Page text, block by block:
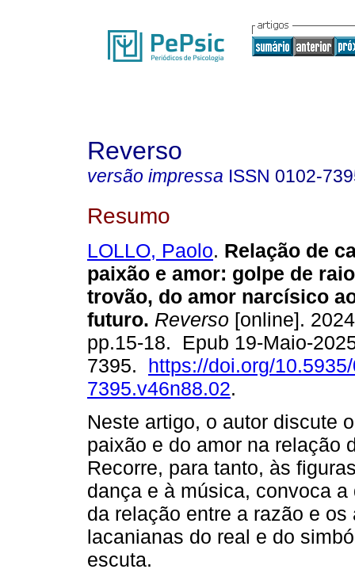
Reverso
versão impressa ISSN 0102-
Resumo
LOLLO, Paolo. Relação de
paixão e amor: golpe de
trovão, do amor narcísico
futuro. Reverso [online].
pp.15-18. Epub 19-Maio-
7395. https://doi.org/
7395.v46n88.02.
Neste artigo, o autor discute
paixão e do amor na relação
Recorre, para tanto, às
dança e à música, convoca
da relação entre a razão e
lacanianas do real e do
escuta.